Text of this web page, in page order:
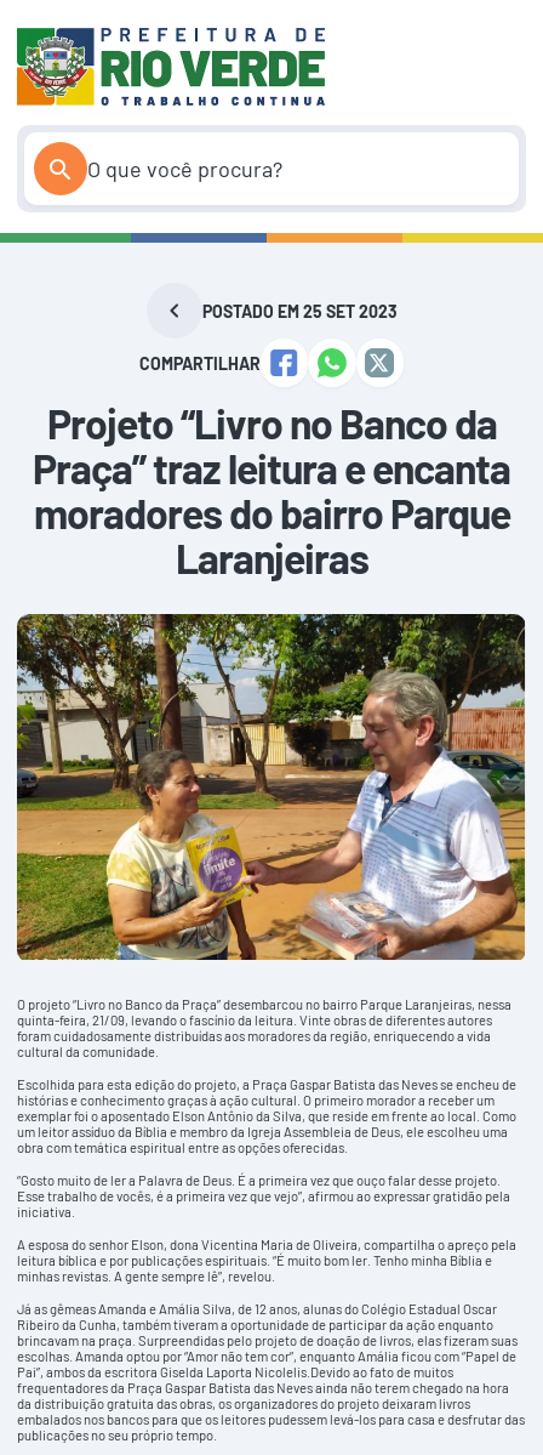
conteúdo
POSTADO EM 25 SET 2023
COMPARTILHAR
Projeto “Livro no Banco da
Praça” traz leitura e encanta
moradores do bairro Parque
Laranjeiras
O projeto “Livro no Banco da Praça” desembarcou no bairro Parque Laranjeiras, nessa
quinta-feira, 21/09, levando o fascínio da leitura. Vinte obras de diferentes autores
foram cuidadosamente distribuídas aos moradores da região, enriquecendo a vida
cultural da comunidade.
Escolhida para esta edição do projeto, a Praça Gaspar Batista das Neves se encheu de
histórias e conhecimento graças à ação cultural. O primeiro morador a receber um
exemplar foi o aposentado Elson Antônio da Silva, que reside em frente ao local. Como
um leitor assíduo da Bíblia e membro da Igreja Assembleia de Deus, ele escolheu uma
obra com temática espiritual entre as opções oferecidas.
“Gosto muito de ler a Palavra de Deus. É a primeira vez que ouço falar desse projeto.
Esse trabalho de vocês, é a primeira vez que vejo”, afirmou ao expressar gratidão pela
iniciativa.
A esposa do senhor Elson, dona Vicentina Maria de Oliveira, compartilha o apreço pela
leitura bíblica e por publicações espirituais. “É muito bom ler. Tenho minha Bíblia e
minhas revistas. A gente sempre lê”, revelou.
Já as gêmeas Amanda e Amália Silva, de 12 anos, alunas do Colégio Estadual Oscar
Ribeiro da Cunha, também tiveram a oportunidade de participar da ação enquanto
brincavam na praça. Surpreendidas pelo projeto de doação de livros, elas fizeram suas
escolhas. Amanda optou por “Amor não tem cor”, enquanto Amália ficou com “Papel de
Pai”, ambos da escritora Giselda Laporta Nicolelis.Devido ao fato de muitos
frequentadores da Praça Gaspar Batista das Neves ainda não terem chegado na hora
da distribuição gratuita das obras, os organizadores do projeto deixaram livros
embalados nos bancos para que os leitores pudessem levá-los para casa e desfrutar das
publicações no seu próprio tempo.